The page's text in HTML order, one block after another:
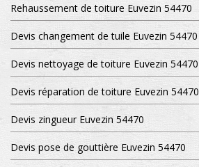
Rehaussement de toiture Euvezin 54470
Devis changement de tuile Euvezin 54470
Devis nettoyage de toiture Euvezin 54470
Devis réparation de toiture Euvezin 54470
Devis zingueur Euvezin 54470
Devis pose de gouttière Euvezin 54470